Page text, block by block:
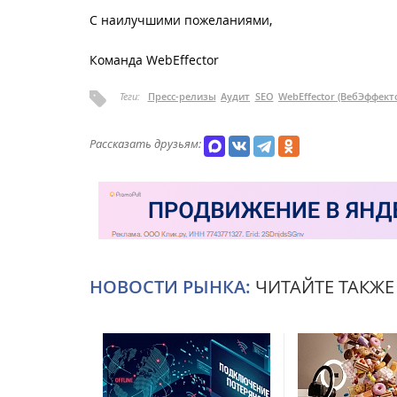
С наилучшими пожеланиями,
Команда WebEffector
Теги: Пресс-релизы Аудит SEO WebEffector
Рассказать друзьям:
НОВОСТИ РЫНКА: ЧИТАЙТЕ ТАКЖЕ